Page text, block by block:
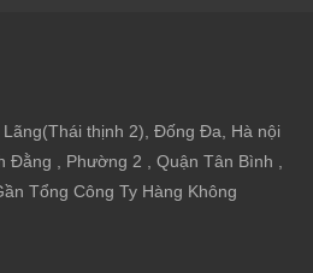
thịnh 2), Đống Đa, Hà nội
Đằng , Phường 2 , Quận Tân Bình ,
Tổng Công Ty Hàng Không